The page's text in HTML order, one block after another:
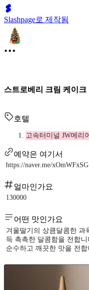
Slashpage로 제작됨
스트로베리 크림 케이크
호텔
고속터미널 JW메리
예약은 여기서
https://naver.me/xOmWFxSG
얼마인가요
130000
어떤 맛인가요
겨울딸기의 상큼달콤한 과
득 촉촉한 달콤함을 전합
순수하고 깨끗한 맛을 전합